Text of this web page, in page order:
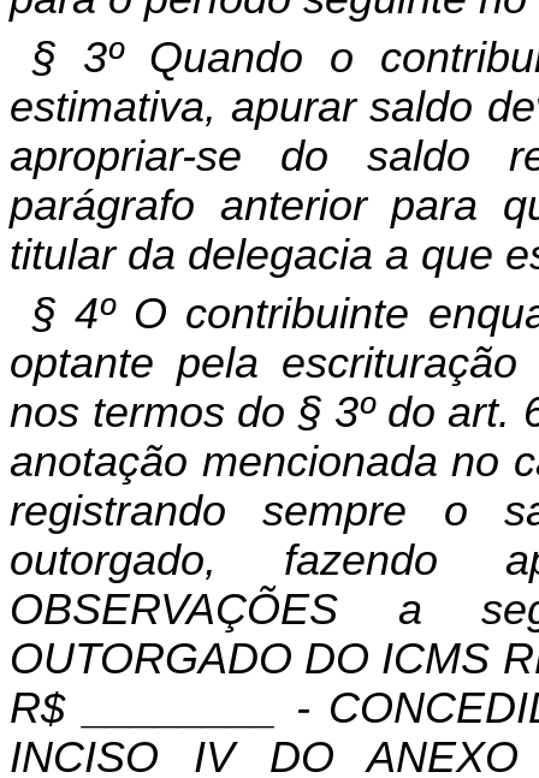
§ 3º Quando o
estimativa, apurar saldo
apropriar-se do saldo
parágrafo anterior para
titular da delegacia a que
§ 4º O contribuinte
optante pela
nos termos do § 3º do art.
anotação mencionada no
registrando sempre o
outorgado, fazendo
OBSERVAÇÕES a
OUTORGADO DO ICMS
R$ ________ -
INCISO IV DO